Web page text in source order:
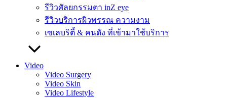
รีวิวศัลยกรรมตา inZ eye
รีวิวบริการผิวพรรณ ความงาม
เซเลบริตี้ & คนดัง ที่เข้ามาใช้บริการ
Video
Video Surgery
Video Skin
Video Lifestyle